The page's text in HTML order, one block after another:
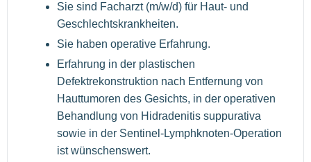
Sie sind Facharzt (m/w/d) für Haut- und
Geschlechtskrankheiten.
Sie haben operative Erfahrung.
Erfahrung in der plastischen
Defektrekonstruktion nach Entfernung von
Hauttumoren des Gesichts, in der operativen
Behandlung von Hidradenitis suppurativa
sowie in der Sentinel-Lymphknoten-Operation
ist wünschenswert.